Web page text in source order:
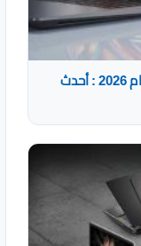
أفضل أجهزة اللاب توب من سامسونج لعام 2026 : أحدث